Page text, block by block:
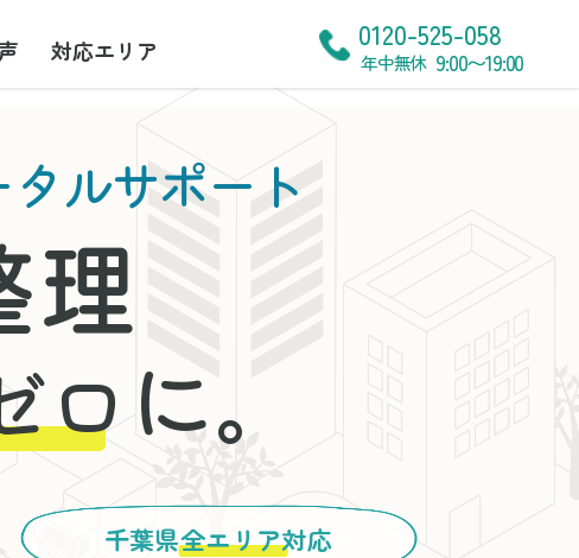
対応エリア 0120-525-058
年中無休 9:00〜19:00
ルサポート
理
ロ に。
千葉県全エリア対応